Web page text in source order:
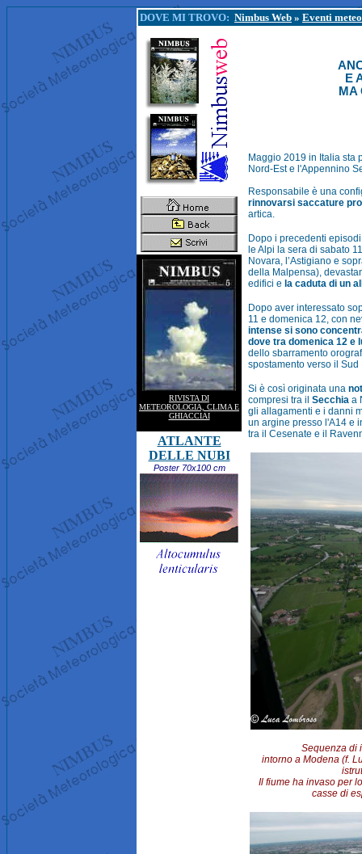
DOVE MI TROVO: Nimbus Web » Eventi
RIVISTA DI
METEOROLOGIA, CLIMA E
GHIACCIAI
ATLANTE
DELLE NUBI
Poster 70x100 cm
E
MA
Maggio 2019 in Italia sta
Nord-Est e l'Appennino
Responsabile è una
rinnovarsi saccature
artica.
Dopo i precedenti
le Alpi la sera di sabato
Novara, l’Astigiano e
della Malpensa),
edifici e la caduta di un
Dopo aver interessato
11 e domenica 12, con
intense si sono
dove tra domenica 12 e
dello sbarramento
spostamento verso il Sud
Si è così originata una
compresi tra il Secchia a
gli allagamenti e i danni
un argine presso l'A14 e
tra il Cesenate e il
Sequenza di
intorno a Modena (f.
Il fiume ha invaso per
casse di